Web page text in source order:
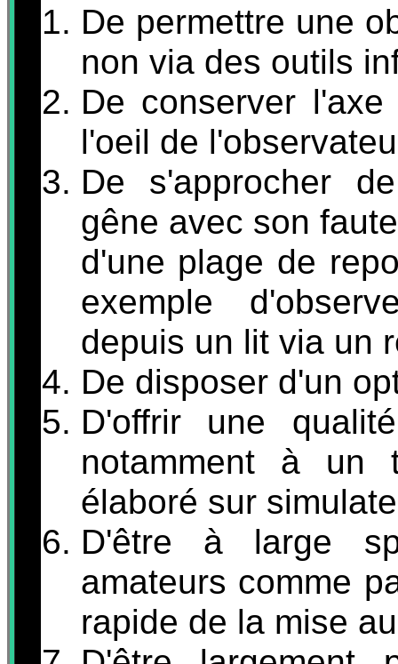
De permettre une
non via des outils
De conserver
l'oeil de
De s'approcher
gêne avec son
d'une plage de
exemple
depuis un lit via un
De disposer d'un
D'offrir une
notamment à un
élaboré sur
D'être à large
amateurs comme
rapide de la mise